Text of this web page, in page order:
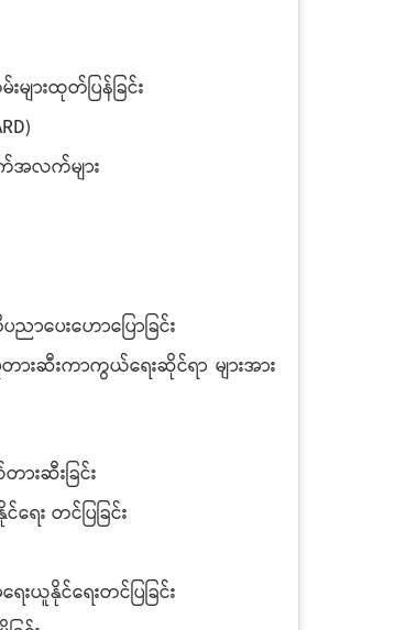
ျားထုတ်ပြန်ခြင်း
အလက်များ
ပေးဟောပြောခြင်း
းဆီးကာကွယ်ရေးဆိုင်ရာ များအား
းဆီးခြင်း
ေး တင်ပြခြင်း
ယူနိုင်ရေးတင်ပြခြင်း